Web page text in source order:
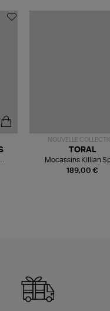
NOUVELLE
189,00 €
TORAL
Mocassins Killian
Mousse